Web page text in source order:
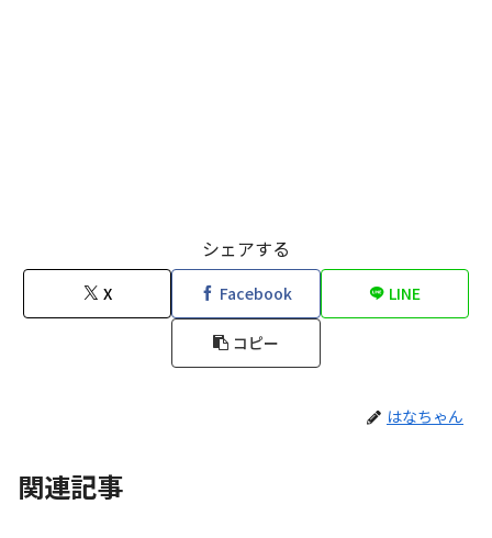
シェアする
X Facebook LINE
コピー
はなちゃん
関連記事